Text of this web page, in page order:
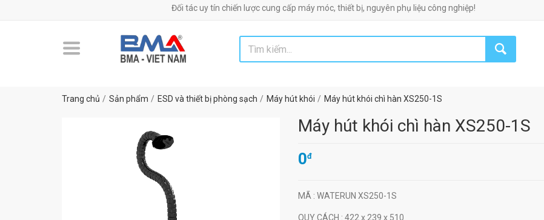
Đối tác uy tín chiến lược cung cấp máy móc, thiết bị, nguyên phụ liệu công nghiệp!
Trang chủ Sản phẩm ESD và thiết bị phòng sạch Máy hút khói Máy hút khói chì hàn XS250-1S
Máy hút khói chì hàn XS250-1S
0đ
MÃ : WATERUN XS250-1S
QUY CÁCH : 422 x 239 x 510